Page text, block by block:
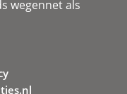
wegennet als